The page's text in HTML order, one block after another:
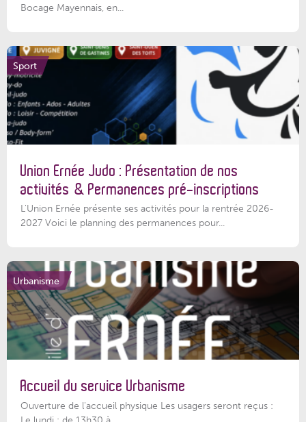
Bocage Mayennais, en...
Sport
Union Ernée Judo : Présentation de nos
activités & Permanences pré-inscriptions
L'Union Ernée présente ses activités pour la rentrée 2026-
2027 Voici le planning des permanences pour...
Urbanisme
Accueil du service Urbanisme
Ouverture de l'accueil physique Les usagers seront reçus :